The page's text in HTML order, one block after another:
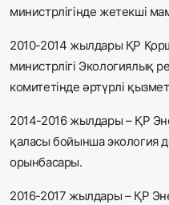
министрлігінде жетекші
2010-2014 жылдары ҚР
министрлігі Экологиялық
комитетінде әртүрлі
2014-2016 жылдары – ҚР
қаласы бойынша экология
орынбасары.
2016-2017 жылдары – ҚР